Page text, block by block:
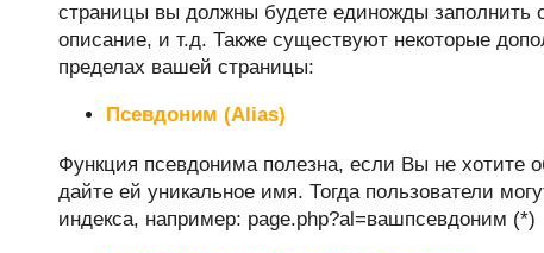
страницы вы должны будете единожды заполнить
описание, и т.д. Также существуют некоторые
пределах вашей страницы:
Псевдоним (Alias)
Функция псевдонима полезна, если Вы не хотите
дайте ей уникальное имя. Тогда пользователи
индекса, например: page.php?al=вашпсевдоним (*)